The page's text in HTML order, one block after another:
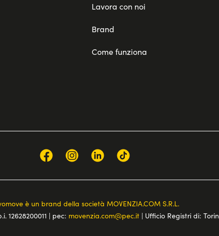
Lavora con noi
Brand
Come funziona
è un brand della società MOVENZIA.COM S.R.L.
12628200011 | pec: movenzia.com@pec.it| Ufficio Registri di: